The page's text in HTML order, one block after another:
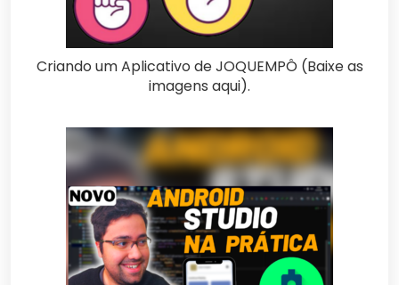
Criando um Aplicativo de JOQUEMPÔ (Baixe as
imagens aqui).